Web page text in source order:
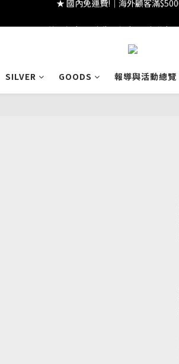
SILVER
GOODS 報導與活動總覽